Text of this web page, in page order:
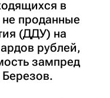
в
проданные
(ДДУ) на
рублей,
зампред